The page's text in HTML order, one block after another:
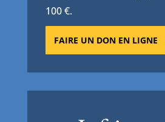
100 €.
FAIRE UN DON EN LIGNE